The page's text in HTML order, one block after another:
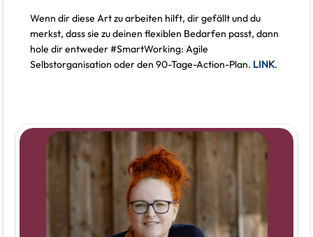
Wenn dir diese Art zu arbeiten hilft, dir gefällt und du
merkst, dass sie zu deinen flexiblen Bedarfen passt, dann
hole dir entweder #SmartWorking: Agile
Selbstorganisation oder den 90-Tage-Action-Plan. LINK.